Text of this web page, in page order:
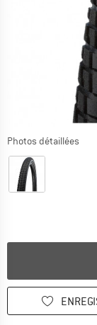
Photos détaillées